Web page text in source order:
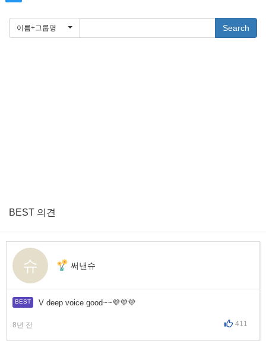
이름+그룹명 Search
BEST 의견
슈 써낸슈
V deep voice good~~💜💜💜
8년 전 411